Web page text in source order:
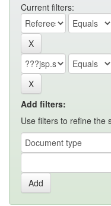
Current filters:
Add filters:
Use filters to refine the